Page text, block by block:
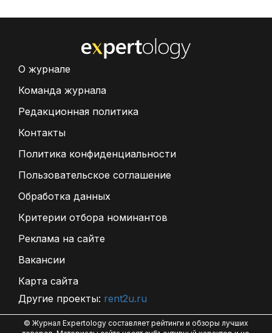
О журнале
Команда журнала
Редакционная политика
Контакты
Политика конфиденциальности
Пользовательское соглашение
Обработка данных
Критерии отбора номинантов
Реклама на сайте
Вакансии
Карта сайта
Другие проекты: rent2u.ru
© Журнал Expertology составляет рейтинги и обзоры лучших